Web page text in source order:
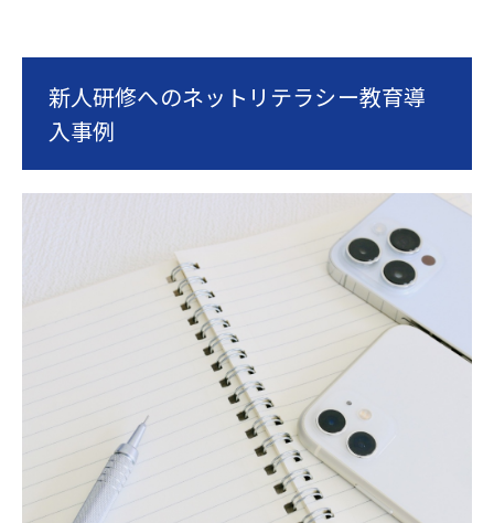
新人研修へのネットリテラシー教育導
入事例